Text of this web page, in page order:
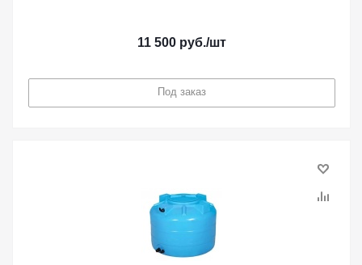
11 500 руб./шт
Под заказ